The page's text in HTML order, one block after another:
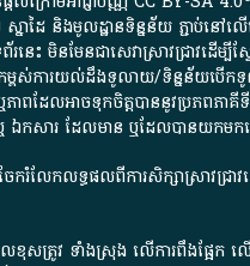
នាដៃ​ និង​មូលដ្ឋាន​ទិន្នន័យ ​ភ្ជាប់​
នមែន​ជា​សេវា​ស្រាវជ្រាវ​ដើម្បី​ស្
កកម្ពស់​ការ​យល់​ដឹង​ទូលាយ​/​ទិន្នន័យ​
ែល​អាច​ទុកចិត្ត​បាននូវ​ប្រភព​ភាគី​
ឯកសារ​ ដែល​មាន​ ឬ​ដែល​បាន​យក​ម
ករំលែកលទ្ធផលពីការសិក្សាស្រាវជ្រ
សត្រូវ ទាំងស្រុង លើការពឹងផ្អែ